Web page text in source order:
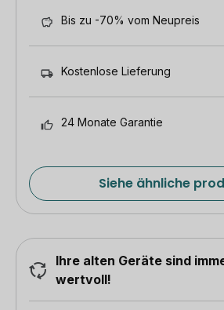
Bis zu -70% vom Neupreis
Kostenlose Lieferung
24 Monate Garantie
Siehe ähnliche
Ihre alten Geräte sind
wertvoll!